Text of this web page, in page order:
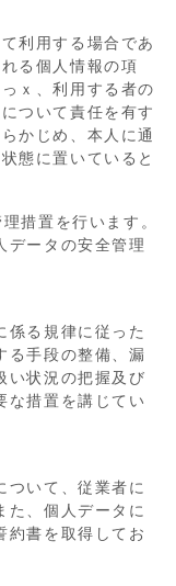
利用する場合であ
る個人情報の項
ｘ、利用する者の
ついて責任を有す
かじめ、本人に通
態に置いていると
措置を行います。
データの安全管理
係る規律に従った
る手段の整備、漏
い状況の把握及び
な措置を講じてい
ついて、従業者に
た、個人データに
約書を取得してお